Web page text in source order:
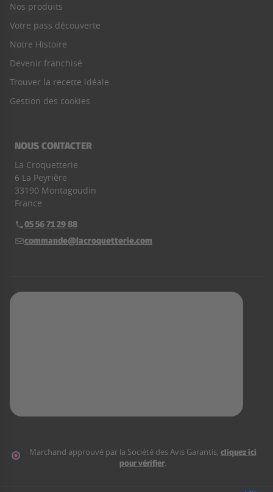
Nos produits
Votre pass découverte
Notre Histoire
Devenir franchisé
Trouver la recette idéale
Gestion des cookies
NOUS CONTACTER
La Croquetterie
6 La Peyrière
33190 Montagoudin
France
Téléphone :
05 56 71 29 88
E-mail :
commande@lacroquetterie.com
Marchand approuvé par la Société des Avis Garantis, cliquez ici
pour vérifier.